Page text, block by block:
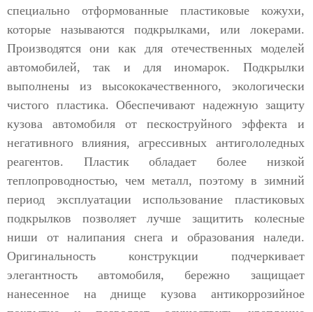
специально отформованные пластиковые кожухи,
которые называются подкрылками, или локерами.
Производятся они как для отечественных моделей
автомобилей, так и для иномарок. Подкрылки
выполнены из высококачественного, экологически
чистого пластика. Обеспечивают надежную защиту
кузова автомобиля от пескоструйного эффекта и
негативного влияния, агрессивных антигололедных
реагентов. Пластик обладает более низкой
теплопроводностью, чем металл, поэтому в зимний
период эксплуатации использование пластиковых
подкрылков позволяет лучше защитить колесные
ниши от налипания снега и образования наледи.
Оригинальность конструкции подчеркивает
элегантность автомобиля, бережно защищает
нанесенное на днище кузова антикоррозийное